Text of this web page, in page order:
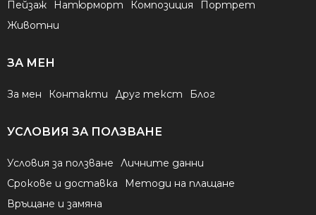
Пейзаж Натюрморт Композиция
Портрет
Животни
ЗА МЕН
За мен Контакти Друг текст Блог
УСЛОВИЯ ЗА ПОЛЗВАНЕ
Условия за ползване
Личните данни
Срокове и доставка
Методи на плащане
Връщане и замяна